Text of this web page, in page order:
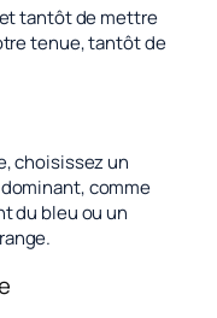
tantôt de mettre
tenue, tantôt de
choisissez un
comme
du bleu ou un